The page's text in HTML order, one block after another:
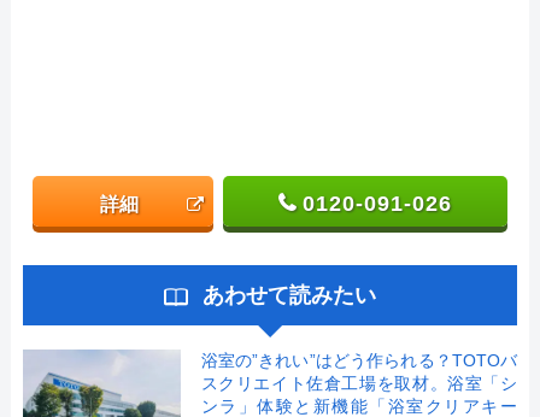
詳細 0120-091-026
あわせて読みたい
浴室の”きれい”はどう作られる？TOTOバ
スクリエイト佐倉工場を取材。浴室「シ
ンラ」体験と新機能「浴室クリアキー